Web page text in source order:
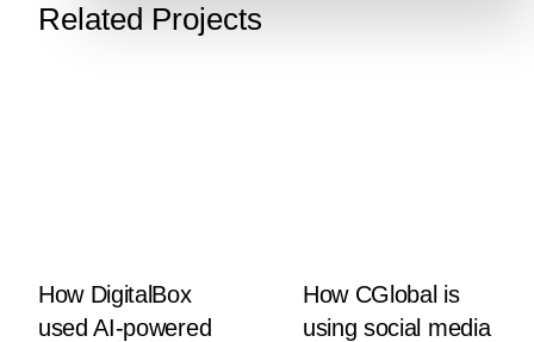
Related Projects
How DigitalBox
used AI-powered
How CGlobal is
using social media